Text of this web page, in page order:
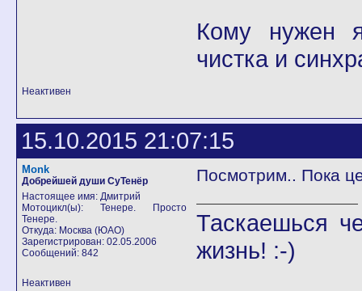
Кому нужен
чистка и
Неактивен
15.10.2015 21:07:15
Monk
Добрейшей души СуТенёр
Настоящее имя: Дмитрий
Мотоцикл(ы): Тенере. Просто
Тенере.
Откуда: Москва (ЮАО)
Зарегистрирован: 02.05.2006
Сообщений: 842
Посмотрим.. Пока
Таскаешься
жизнь! :-)
Неактивен